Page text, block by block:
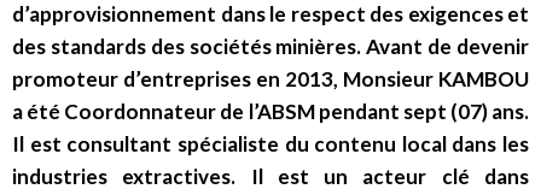
d’approvisionnement dans le respect des exigences et
des standards des sociétés minières. Avant de devenir
promoteur d’entreprises en 2013, Monsieur KAMBOU
a été Coordonnateur de l’ABSM pendant sept (07) ans.
Il est consultant spécialiste du contenu local dans les
industries extractives. Il est un acteur clé dans